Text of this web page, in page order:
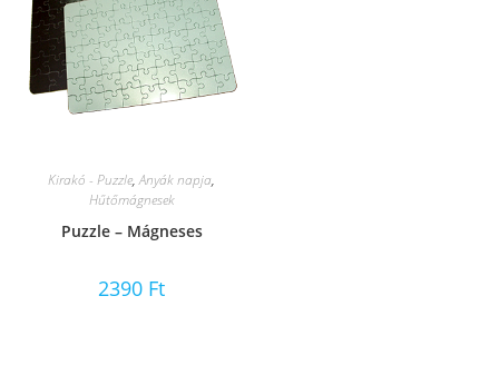
Kirakó - Puzzle,Anyák napja,
Hűtőmágnesek
Puzzle – Mágneses
2390 Ft